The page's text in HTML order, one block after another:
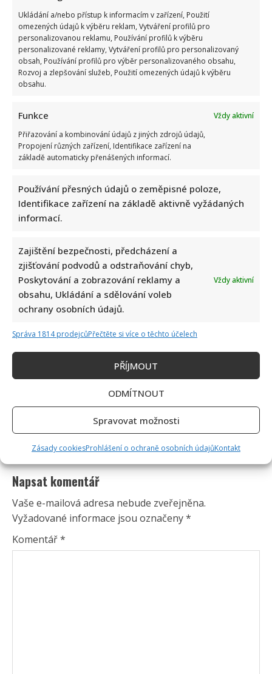
Ukládání a/nebo přístup k informacím v zařízení, Použití
omezených údajů k výběru reklam, Vytváření profilů pro
personalizovanou reklamu, Používání profilů k výběru
personalizované reklamy, Vytváření profilů pro personalizovaný
obsah, Používání profilů pro výběr personalizovaného obsahu,
Rozvoj a zlepšování služeb, Použití omezených údajů k výběru
obsahu.
Funkce
Vždy aktivní
Přiřazování a kombinování údajů z jiných zdrojů údajů,
Propojení různých zařízení, Identifikace zařízení na
základě automaticky přenášených informací.
Používání přesných údajů o zeměpisné poloze,
Identifikace zařízení na základě aktivně vyžádaných
informací.
Zajištění bezpečnosti, předcházení a
zjišťování podvodů a odstraňování chyb,
Poskytování a zobrazování reklamy a
obsahu, Ukládání a sdělování voleb
ochrany osobních údajů.
Vždy aktivní
Správa 1814 prodejcůPřečtěte si více o těchto účelech
PŘÍJMOUT
ODMÍTNOUT
Spravovat možnosti
Zásady cookiesProhlášení o ochraně osobních údajůKontakt
Napsat komentář
Vaše e-mailová adresa nebude zveřejněna.
Vyžadované informace jsou označeny*
Komentář*